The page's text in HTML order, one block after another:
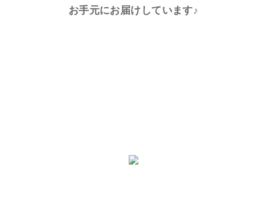
お手元にお届けしています♪